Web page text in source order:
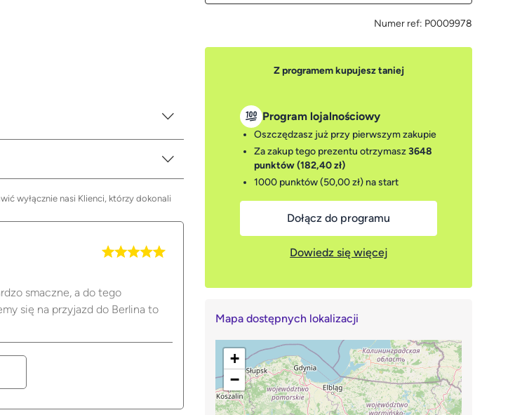
wyłącznie nasi Klienci, którzy dokonali
smaczne, a do tego
się na przyjazd do Berlina to
Numer ref: P0009978
Z programem kupujesz taniej
Program lojalnościowy
Oszczędzasz już przy pierwszym zakupie
Za zakup tego prezentu otrzymasz3648
punktów (182,40 zł)
1000 punktów (50,00 zł) na start
Dołącz do programu
Dowiedz się więcej
Mapa dostępnych lokalizacji
+
−